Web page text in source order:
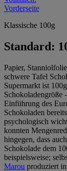
Klassische 100g
Standard:
Papier,
schwere Tafel
Supermarkt ist
Schokoladengröße
Einführung des
Schokoladen
psychologisch
konnten
hingegen, dass
Schokolade dem
beispielsweise;
Marou produziert